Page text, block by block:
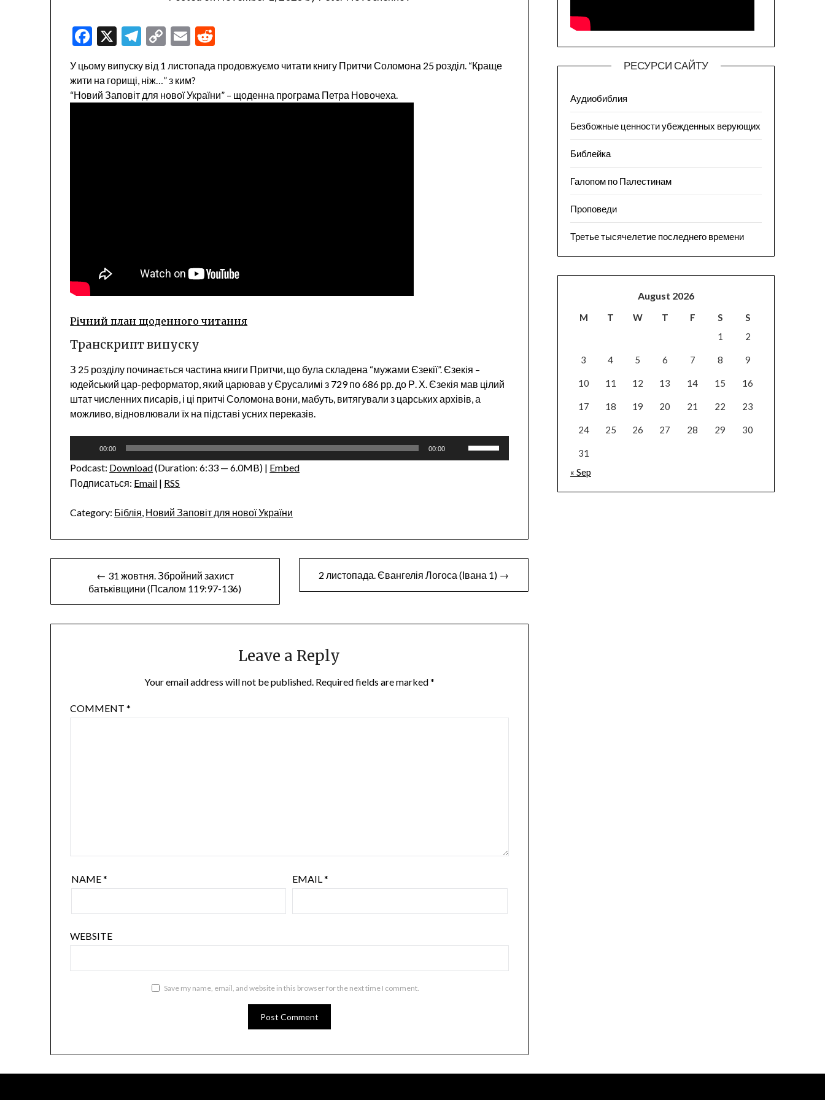
Facebook
X Telegram
CopyEmail
У цьому випуску від 1 листопада продовжуємо читати книгу Притчи Соломона 25 розділ. “Краще
жити на горищі, ніж…” з ким?
“Новий Заповіт для нової України” – щоденна програма Петра Новочеха.
Річний план щоденного читання
Транскрипт випуску
З 25 розділу починається частина книги Притчи, що була складена “мужами Єзекії”. Єзекія –
юдейський цар-реформатор, який царював у Єрусалимі з 729 по 686 рр. до Р. Х. Єзекія мав цілий
штат численних писарів, і ці притчі Соломона вони, мабуть, витягували з царських архівів, а
можливо, відновлювали їх на підставі усних переказів.
00:00 00:00
volume.
Podcast: Download(Duration: 6:33 — 6.0MB) | Embed
Подписаться: Email | RSS
Category: Біблія, Новий Заповіт для нової України
navigation
← 31 жовтня. Збройний захист
батьківщини (Псалом 119:97-136)
2 листопада. Євангелія Логоса (Івана 1) →
Leave a Reply
Your email address will not be published. Required fields are marked*
COMMENT*
NAME* EMAIL*
WEBSITE
Save my name, email, and website in this browser for the next time I comment.
РЕСУРСИ САЙТУ
Аудиобиблия
Безбожные ценности убежденных верующих
Библейка
Галопом по Палестинам
Проповеди
Третье тысячелетие последнего времени
August 2026
M T W T F S
S
1
2
3 4 5 6 7 8 9
10 11 12 13 14 15 16
17 18 19 20 21 22 23
24 25 26 27 28 29 30
31
« Sep